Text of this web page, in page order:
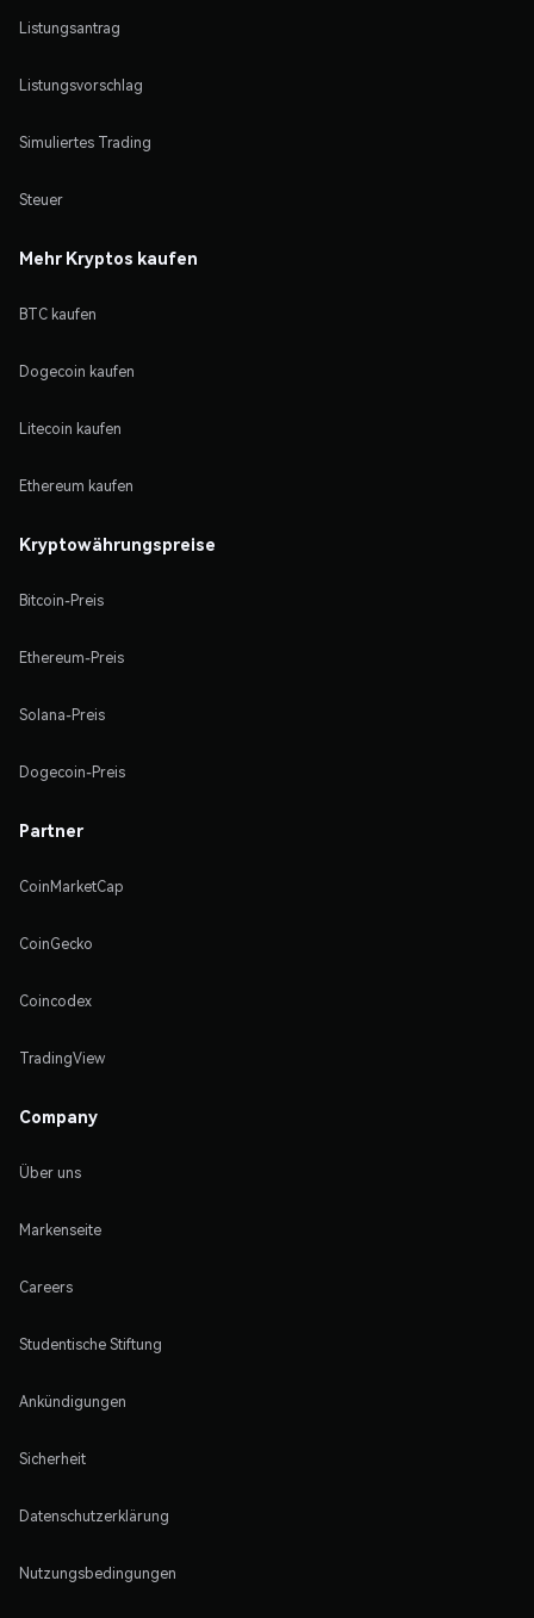
Listungsantrag
Listungsvorschlag
Simuliertes Trading
Steuer
Mehr Kryptos kaufen
BTC kaufen
Dogecoin kaufen
Litecoin kaufen
Ethereum kaufen
Kryptowährungspreise
Bitcoin-Preis
Ethereum-Preis
Solana-Preis
Dogecoin-Preis
Partner
CoinMarketCap
CoinGecko
Coincodex
TradingView
Company
Über uns
Markenseite
Careers
Studentische Stiftung
Ankündigungen
Sicherheit
Datenschutzerklärung
Nutzungsbedingungen